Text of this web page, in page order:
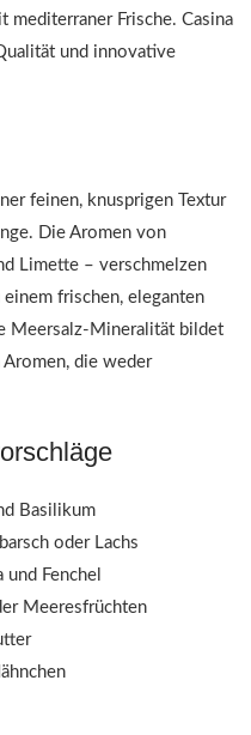
mediterraner Frische. Casina
und innovative
feinen, knusprigen Textur
Die Aromen von
Limette – verschmelzen
frischen, eleganten
Meersalz-Mineralität bildet
die weder
Basilikum
oder Lachs
Fenchel
Meeresfrüchten